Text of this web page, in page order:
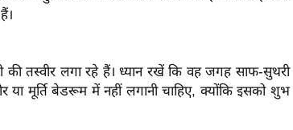
तस्वीर लगा रहे हैं। ध्यान रखें कि वह जगह साफ-सुथरी
या मूर्ति बेडरूम में नहीं लगानी चाहिए, क्योंकि इसको शुभ